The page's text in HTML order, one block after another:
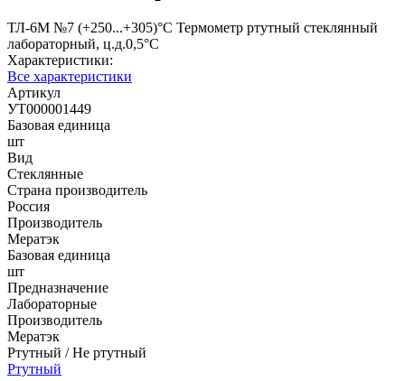
ТЛ-6М №7 (+250...+305)°С Термометр ртутный стеклянный
лабораторный, ц.д.0,5°С
Характеристики:
Все характеристики
Артикул
УТ000001449
Базовая единица
шт
Вид
Стеклянные
Страна производитель
Россия
Производитель
Мератэк
Базовая единица
шт
Предназначение
Лабораторные
Производитель
Мератэк
Ртутный / Не ртутный
Ртутный